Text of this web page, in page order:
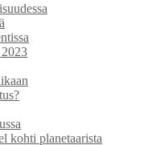
kohti planetaarista